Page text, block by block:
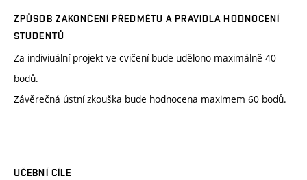
ZPŮSOB ZAKONČENÍ PŘEDMĚTU A PRAVIDLA HODNOCENÍ
STUDENTŮ
Za indiviuální projekt ve cvičení bude udělono maximálně 40
bodů.
Závěrečná ústní zkouška bude hodnocena maximem 60 bodů.
UČEBNÍ CÍLE